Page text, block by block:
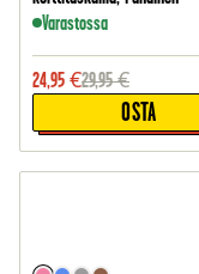
Varastossa
24,95 €29,95 €
OSTA